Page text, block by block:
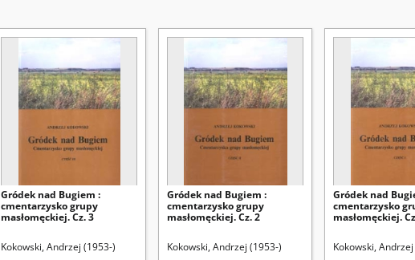
Gródek nad Bugiem :
cmentarzysko grupy
masłomęckiej. Cz. 3
Kokowski, Andrzej (1953-)
Gródek nad Bugiem :
cmentarzysko grupy
masłomęckiej. Cz. 2
Kokowski, Andrzej (1953-)
Gródek nad
cmentarzysko
masłomęckiej.
Kokowski,